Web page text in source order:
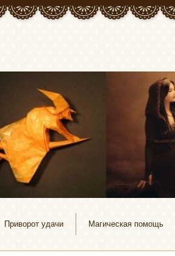
Приворот удачи Магическая помощь